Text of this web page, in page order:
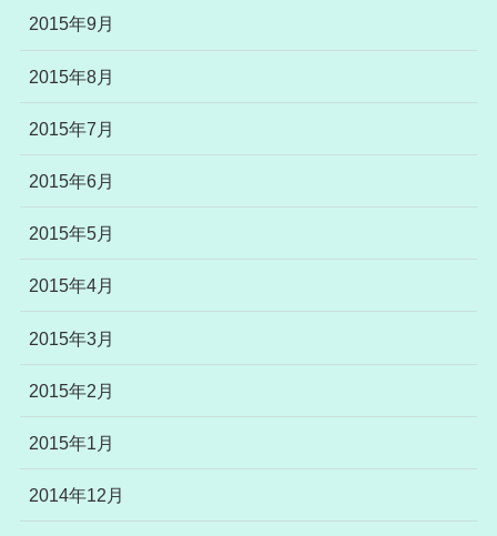
2015年9月
2015年8月
2015年7月
2015年6月
2015年5月
2015年4月
2015年3月
2015年2月
2015年1月
2014年12月